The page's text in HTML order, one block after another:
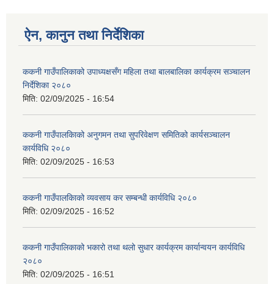
ऐन, कानुन तथा निर्देशिका
ककनी गाउँपालिकाको उपाध्यक्षसँग महिला तथा बालबालिका कार्यक्रम सञ्चालन
निर्देशिका २०८०
मिति: 02/09/2025 - 16:54
ककनी गाउँपालकिाको अनुगमन तथा सुपरिवेक्षण समितिको कार्यसञ्चालन
कार्यविधि २०८०
मिति: 02/09/2025 - 16:53
ककनी गाउँपालकिाको व्यवसाय कर सम्बन्धी कार्यविधि २०८०
मिति: 02/09/2025 - 16:52
ककनी गाउँपालिकाको भकारो तथा थलो सुधार कार्यक्रम कार्यान्वयन कार्यविधि
२०८०
मिति: 02/09/2025 - 16:51